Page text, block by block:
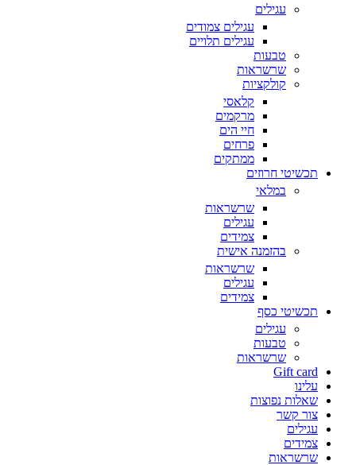
עגילים
עגילים צמודים
עגילים תלויים
טבעות
שרשראות
קולקציות
קלאסי
מרקמים
חיי הים
פרחים
ממתקים
תכשיטי חרוזים
במלאי
שרשראות
עגילים
צמידים
בהזמנה אישית
שרשראות
עגילים
צמידים
תכשיטי כסף
עגילים
טבעות
שרשראות
Gift card
עלינו
שאלות נפוצות
צור קשר
עגילים
צמידים
שרשראות